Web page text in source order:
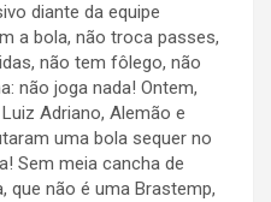
diante da equipe
a bola, não troca passes,
não tem fôlego, não
não joga nada! Ontem,
Adriano, Alemão e
uma bola sequer no
Sem meia cancha de
que não é uma Brastemp,